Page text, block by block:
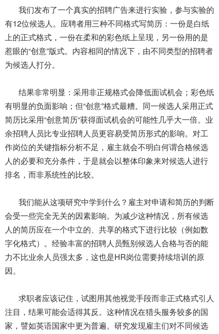
我们发布了一个真实的招聘广告来进行实验，参与实验的
有12位候选人。应聘者用三种不同格式写简历：一份是白纸
上的正式格式，一份在柔和的彩色纸上呈现，另一份用的是
惹眼的“创意”版式。内容相同的情况下，由不同类型的招聘者
为候选人打分。
结果非常明显：采用非正规格式会降低面试机会；彩色纸
有明显的负面影响；但“创意”格式最糟。同一候选人采用正式
简历比采用“创意简历“获得面试机会的可能性几乎大一倍。业
余招聘人员比专业招聘人员更容易受简历形式的影响。对工
作岗位的关键指标分析不足，雇主就会不明白何谓合格候选
人的必要和充分条件，于是就会以整体印象来对候选人进行
排名，而非系统性的比较。
我们能从这项研究中学到什么？雇主对申请和简历的判断
会受一些完全无关的因素影响。为减少这种情况，所有候选
人的简历应在一个中立的、共享的格式下进行比较（例如数
字化格式）。经验丰富的招聘人员甄别候选人合格与否的能
力不比业余人员强太多，这也是HR岗位需要持续培训的原
因。
求职者应该记住，试图用其他视觉手段而非正式格式引人
注目，结果可能会适得其反。这种情况在猎头服务较多的国
家，譬如英语国家中更为普遍。研究发现雇主们对不同候选